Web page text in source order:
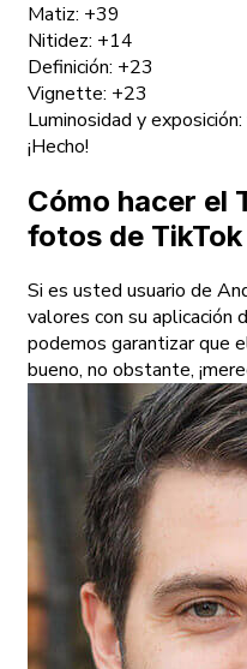
Matiz: +39
Nitidez: +14
Definición: +23
Vignette: +23
Luminosidad y
¡Hecho!
Cómo hacer el
fotos de
Si es usted usuario de
valores con su aplicación
podemos garantizar que
bueno, no obstante,